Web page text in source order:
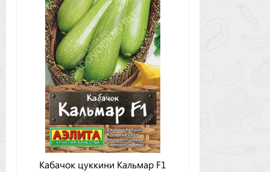
Кабачок цуккини Кальмар F1